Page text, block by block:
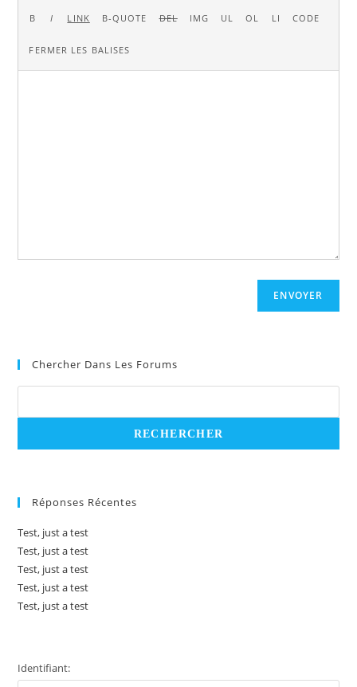
ENVOYER
Chercher Dans Les Forums
Réponses Récentes
Test, just a test
Test, just a test
Test, just a test
Test, just a test
Test, just a test
Identifiant: